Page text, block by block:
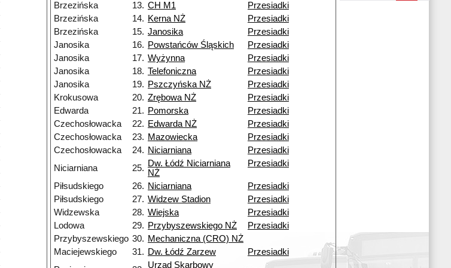
Brzezińska
13. CH M1
Przesiadki
Brzezińska
14. Kerna NŻ
Przesiadki
Brzezińska
15. Janosika
Przesiadki
Janosika
16. Powstańców Śląskich
Przesiadki
Janosika
17. Wyżynna
Przesiadki
Janosika
18. Telefoniczna
Przesiadki
Janosika
19. Pszczyńska NŻ
Przesiadki
Krokusowa
20. Zrębowa NŻ
Przesiadki
Edwarda
21. Pomorska
Przesiadki
Czechosłowacka
22. Edwarda NŻ
Przesiadki
Czechosłowacka
23. Mazowiecka
Przesiadki
Czechosłowacka
24. Niciarniana
Przesiadki
Niciarniana
25. Dw. Łódź Niciarniana
NŻ
Przesiadki
Piłsudskiego 26. Niciarniana
Przesiadki
Piłsudskiego
27. Widzew Stadion
Przesiadki
Widzewska
28. Wiejska
Przesiadki
Lodowa
29. Przybyszewskiego NŻ
Przesiadki
Przybyszewskiego 30. Mechaniczna (CRO) NŻ
Maciejewskiego
31. Dw. Łódź Zarzew
Przesiadki
Urząd Skarbowy